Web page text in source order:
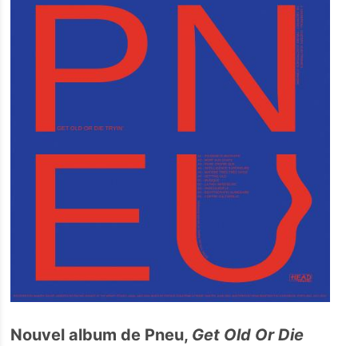
Nouvel album de Pneu, Get Old Or Die